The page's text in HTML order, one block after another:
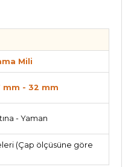
Mili
mm - 32 mm
- Yaman
(Çap ölçüsüne göre